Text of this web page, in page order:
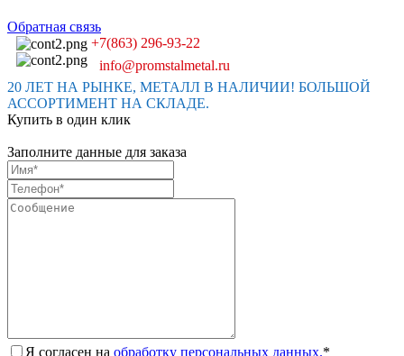
Обратная связь
+7(863) 296-93-22
info@promstalmetal.ru
20 ЛЕТ НА РЫНКЕ, МЕТАЛЛ В НАЛИЧИИ! БОЛЬШОЙ
АССОРТИМЕНТ НА СКЛАДЕ.
Купить в один клик
Заполните данные для заказа
Я согласен на обработку персональных данных.*